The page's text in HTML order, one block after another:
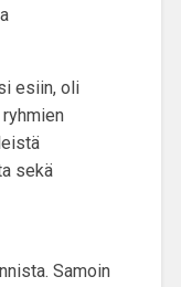
esiin, oli
ryhmien
sekä
. Samoin